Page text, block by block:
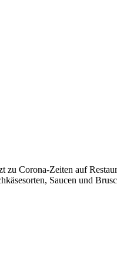
Corona-Zeiten auf
Saucen und